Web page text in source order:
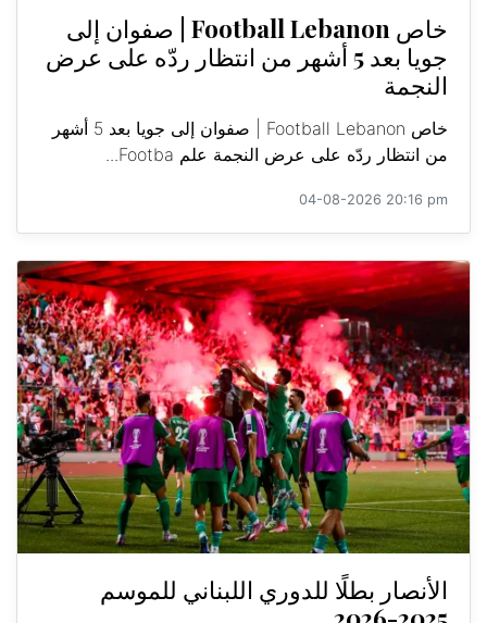
خاص Football Lebanon | صفوان إلى
جويا بعد 5 أشهر من انتظار ردّه على عرض
النجمة
خاص Football Lebanon | صفوان إلى جويا بعد 5 أشهر
من انتظار ردّه على عرض النجمة علم Footba...
04-08-2026 20:16 pm
الأنصار بطلًا للدوري اللبناني للموسم